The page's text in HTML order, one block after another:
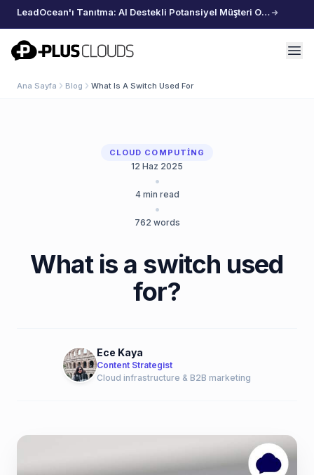
LeadOcean'ı Tanıtma: AI Destekli Potansiyel Müşteri Oluşturma, Özenle Seçilmiş Veriler, Zahmetsiz Büyüme
PlusClouds
Ana Sayfa Blog What Is A Switch Used For
CLOUD COMPUTING
12 Haz 2025
•
4min read
•
762 words
What is a switch used
for?
Ece Kaya
Content Strategist
Cloud infrastructure & B2B marketing